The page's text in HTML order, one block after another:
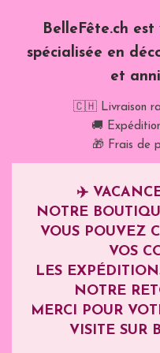
BelleFête.ch
spécialisée en
et
🇨🇭 Livraison
🚚
🎁 Frais de
✈️
NOTRE
VOUS POUVEZ
VOS
LES
NOTRE
MERCI POUR
VISITE SUR